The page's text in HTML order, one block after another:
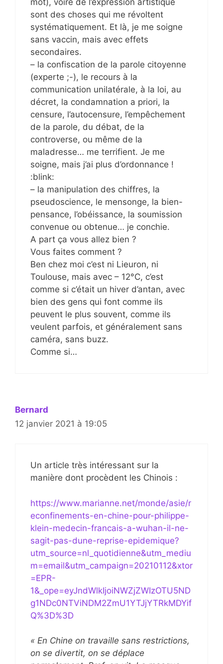
sont des choses qui me révoltent
systématiquement. Et là, je me soigne
sans vaccin, mais avec effets
secondaires.
– la confiscation de la parole citoyenne
(experte ;-), le recours à la
communication unilatérale, à la loi, au
décret, la condamnation a priori, la
censure, l’autocensure, l’empêchement
de la parole, du débat, de la
controverse, ou même de la
maladresse… me terrifient. Je me
soigne, mais j’ai plus d’ordonnance !
:blink:
– la manipulation des chiffres, la
pseudoscience, le mensonge, la bien-
pensance, l’obéissance, la soumission
convenue ou obtenue… je conchie.
A part ça vous allez bien ?
Vous faites comment ?
Ben chez moi c’est ni Lieuron, ni
Toulouse, mais avec – 12°C, c’est
comme si c’était un hiver d’antan, avec
bien des gens qui font comme ils
peuvent le plus souvent, comme ils
veulent parfois, et généralement sans
caméra, sans buzz.
Comme si…
Bernard
12 janvier 2021 à 19:05
Un article très intéressant sur la
manière dont procèdent les Chinois :
https://www.marianne.net/monde/asie/r
econfinements-en-chine-pour-philippe-
klein-medecin-francais-a-wuhan-il-ne-
sagit-pas-dune-reprise-epidemique?
utm_source=nl_quotidienne&utm_mediu
m=email&utm_campaign=20210112&xtor
=EPR-
1&_ope=eyJndWlkIjoiNWZjZWIzOTU5ND
g1NDc0NTViNDM2ZmU1YTJjYTRkMDYif
Q%3D%3D
« En Chine on travaille sans restrictions,
on se divertit, on se déplace